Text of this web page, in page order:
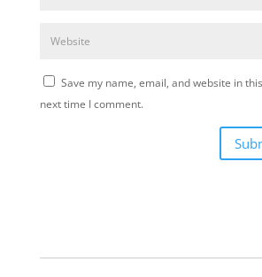
Save my name, email, and website in
next time I comment.